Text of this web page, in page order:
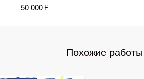
50 000 ₽
Похожие работы